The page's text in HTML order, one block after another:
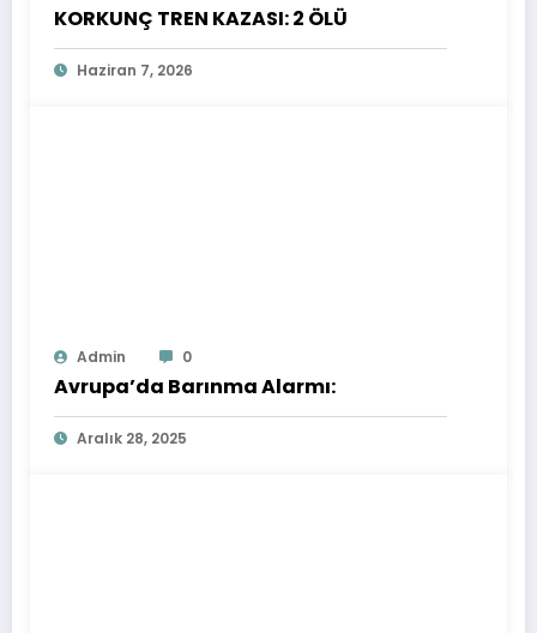
KORKUNÇ TREN KAZASI: 2 ÖLÜ
Haziran 7, 2026
Admin 0
Avrupa’da Barınma Alarmı:
Aralık 28, 2025